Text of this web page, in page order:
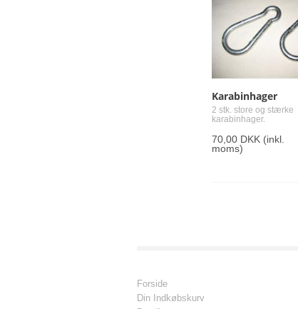
Karabinhager
2 stk. store og stærke
karabinhager.
70,00 DKK (inkl.
moms)
Forside
Din Indkøbskurv